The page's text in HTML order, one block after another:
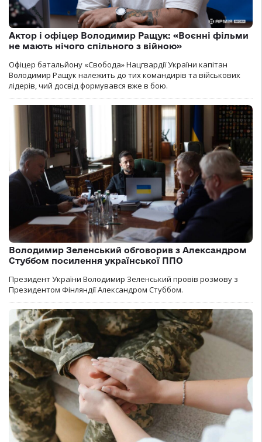
Актор і офіцер Володимир Ращук: «Воєнні фільми
не мають нічого спільного з війною»
Офіцер батальйону «Свобода» Нацгвардії України капітан
Володимир Ращук належить до тих командирів та військових
лідерів, чий досвід формувався вже в бою.
Володимир Зеленський обговорив з Александром
Стуббом посилення української ППО
Президент України Володимир Зеленський провів розмову з
Президентом Фінляндії Александром Стуббом.